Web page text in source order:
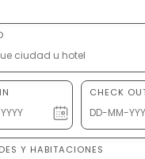
CHECK
Y HABITACIONES